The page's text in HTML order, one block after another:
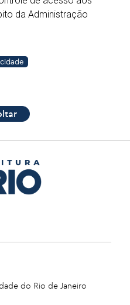
da Administração
do Rio de Janeiro